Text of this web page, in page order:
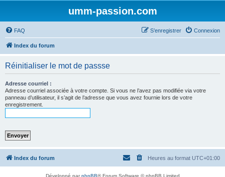
umm-passion.com
FAQ Connexion
S’enregistrer
Index du forum
Réinitialiser le mot de passse
Adresse courriel :
Adresse courriel associée à votre compte. Si vous ne l’avez pas modifiée via votre
panneau d’utilisateur, il s’agit de l’adresse que vous avez fournie lors de votre
enregistrement.
Index du forum Heures au format UTC+01:00
Développé parphpBB® Forum Software © phpBB Limited